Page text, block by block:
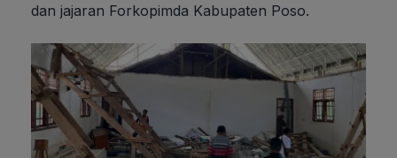
dan jajaran Forkopimda Kabupaten Poso.